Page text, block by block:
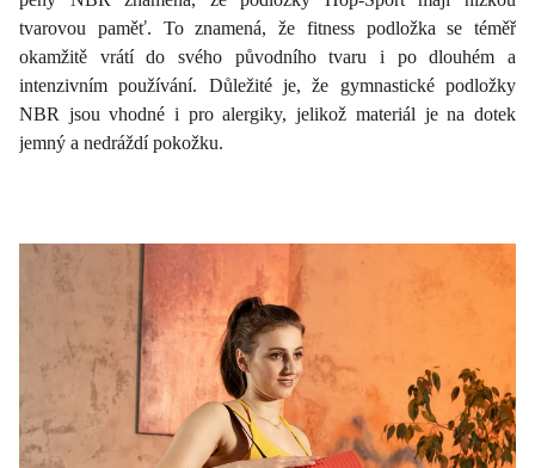
tvarovou paměť. To znamená, že fitness podložka se téměř
okamžitě vrátí do svého původního tvaru i po dlouhém a
intenzivním používání. Důležité je, že gymnastické podložky
NBR jsou vhodné i pro alergiky, jelikož materiál je na dotek
jemný a nedráždí pokožku.